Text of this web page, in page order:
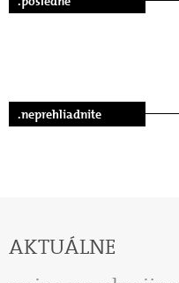
.neprehliadnite
AKTUÁLNE